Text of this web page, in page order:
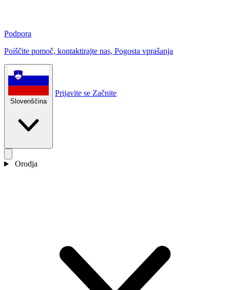
Podpora
Poiščite pomoč, kontaktirajte nas, Pogosta vprašanja
Slovenščina
Prijavite se Začnite
Orodja